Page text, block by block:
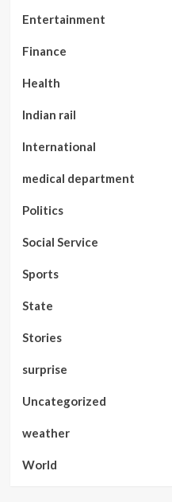
Entertainment
Finance
Health
Indian rail
International
medical department
Politics
Social Service
Sports
State
Stories
surprise
Uncategorized
weather
World